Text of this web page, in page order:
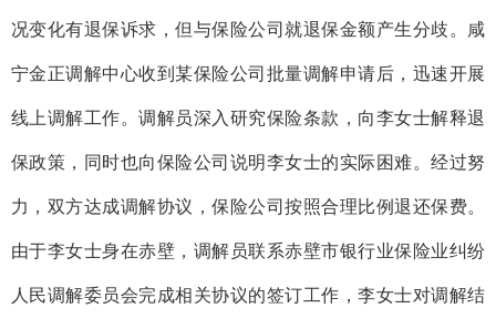
况变化有退保诉求，但与保险公司就退保金额产生分歧。咸
宁金正调解中心收到某保险公司批量调解申请后，迅速开展
线上调解工作。调解员深入研究保险条款，向李女士解释退
保政策，同时也向保险公司说明李女士的实际困难。经过努
力，双方达成调解协议，保险公司按照合理比例退还保费。
由于李女士身在赤壁，调解员联系赤壁市银行业保险业纠纷
人民调解委员会完成相关协议的签订工作，李女士对调解结